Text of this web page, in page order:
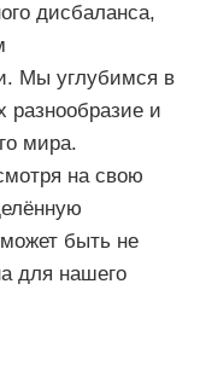
дисбаланса,
Мы углубимся в
разнообразие и
мира.
на свою
быть не
для нашего